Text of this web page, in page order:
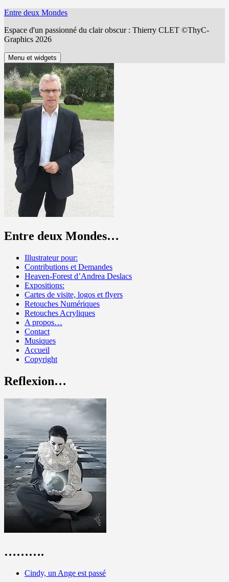
Aller
contenu
Entre deux Mondes
Espace d'un passionné du clair obscur : Thierry CLET ©ThyC-
Graphics 2026
Menu et widgets
Entre deux Mondes…
Illustrateur pour:
Contributions et Demandes
Heaven-Forest d’Andrea Deslacs
Expositions:
Cartes de visite, logos et flyers
Retouches Numériques
Retouches Acryliques
A propos…
Contact
Musiques
Accueil
Copyright
Reflexion…
……….
Cindy, un Ange est passé